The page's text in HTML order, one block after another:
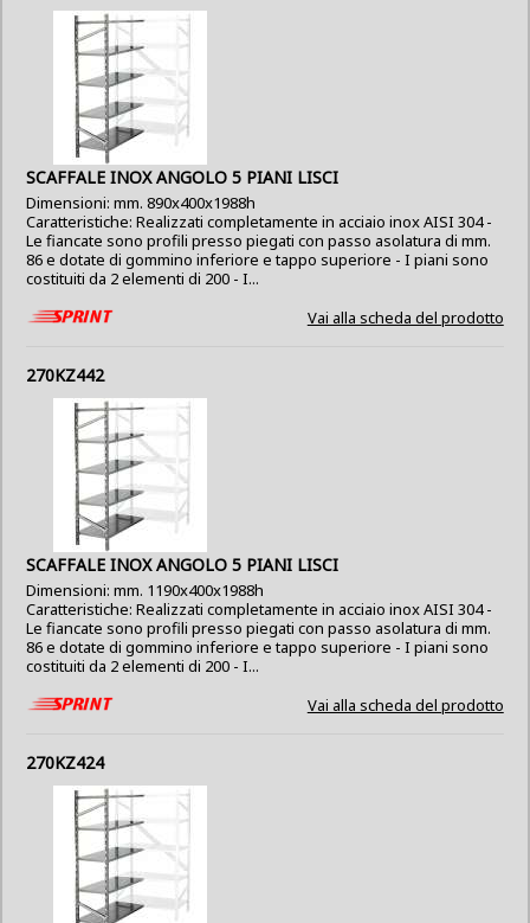
SCAFFALE INOX ANGOLO 5 PIANI LISCI
Dimensioni: mm. 890x400x1988h
Caratteristiche: Realizzati completamente in acciaio inox AISI 304 -
Le fiancate sono profili presso piegati con passo asolatura di mm.
86 e dotate di gommino inferiore e tappo superiore - I piani sono
costituiti da 2 elementi di 200 - I...
Vai alla scheda del prodotto
270KZ442
SCAFFALE INOX ANGOLO 5 PIANI LISCI
Dimensioni: mm. 1190x400x1988h
Caratteristiche: Realizzati completamente in acciaio inox AISI 304 -
Le fiancate sono profili presso piegati con passo asolatura di mm.
86 e dotate di gommino inferiore e tappo superiore - I piani sono
costituiti da 2 elementi di 200 - I...
Vai alla scheda del prodotto
270KZ424